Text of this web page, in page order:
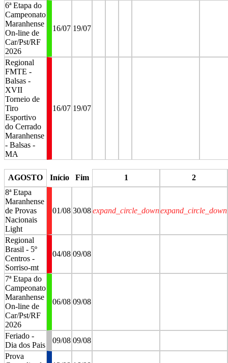
6ª Etapa do
Campeonato
Maranhense
On-line de
Car/Pst/RF
2026
16/07 19/07
Regional
FMTE -
Balsas -
XVII
Torneio de
Tiro
Esportivo
do Cerrado
Maranhense
- Balsas -
MA
16/07 19/07
AGOSTO
Início Fim 1
2
8ª Etapa
Maranhense
de Provas
Nacionais
Light
01/08 30/08expand_circle_downexpand_circle_down
Regional
Brasil - 5º
Centros -
Sorriso-mt
04/08 09/08
7ª Etapa do
Campeonato
Maranhense
On-line de
Car/Pst/RF
2026
06/08 09/08
Feriado -
Dia dos Pais
09/08 09/08
Prova